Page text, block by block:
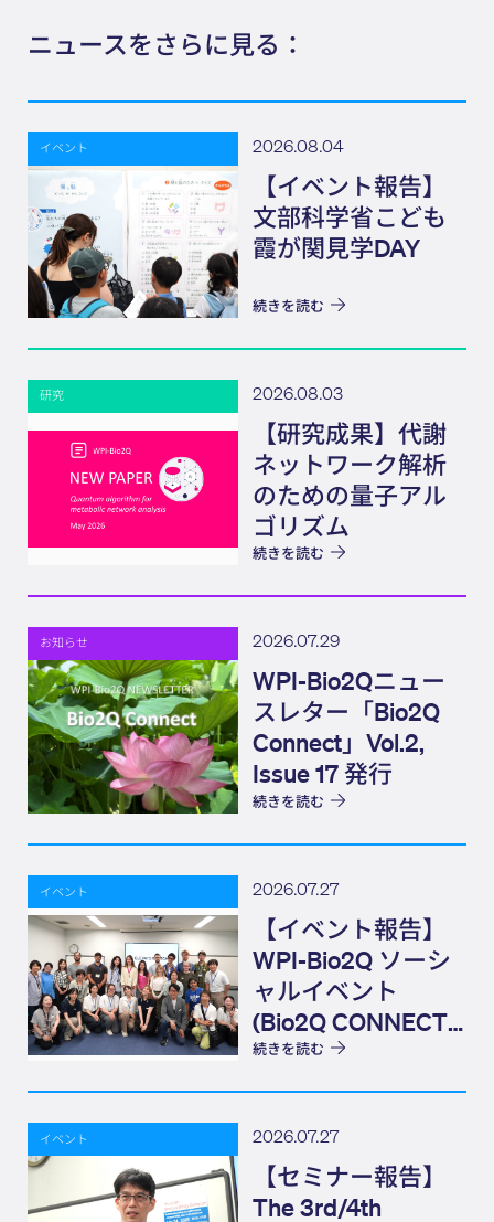
ニュースをさらに見る：
イベント 2026.08.04
【イベント報告】
文部科学省こども
霞が関見学DAY
続きを読む
研究 2026.08.03
【研究成果】代謝
ネットワーク解析
のための量子アル
ゴリズム
続きを読む
お知らせ 2026.07.29
WPI-Bio2Qニュー
スレター「Bio2Q
Connect」Vol.2,
Issue 17 発行
続きを読む
イベント 2026.07.27
【イベント報告】
WPI-Bio2Q ソーシ
ャルイベント
(Bio2Q CONNECT)
Elevator Pitch
続きを読む
イベント 2026.07.27
【セミナー報告】
The 3rd/4th